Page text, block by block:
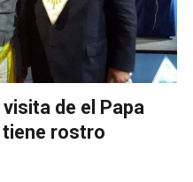
de el Papa
tiene rostro